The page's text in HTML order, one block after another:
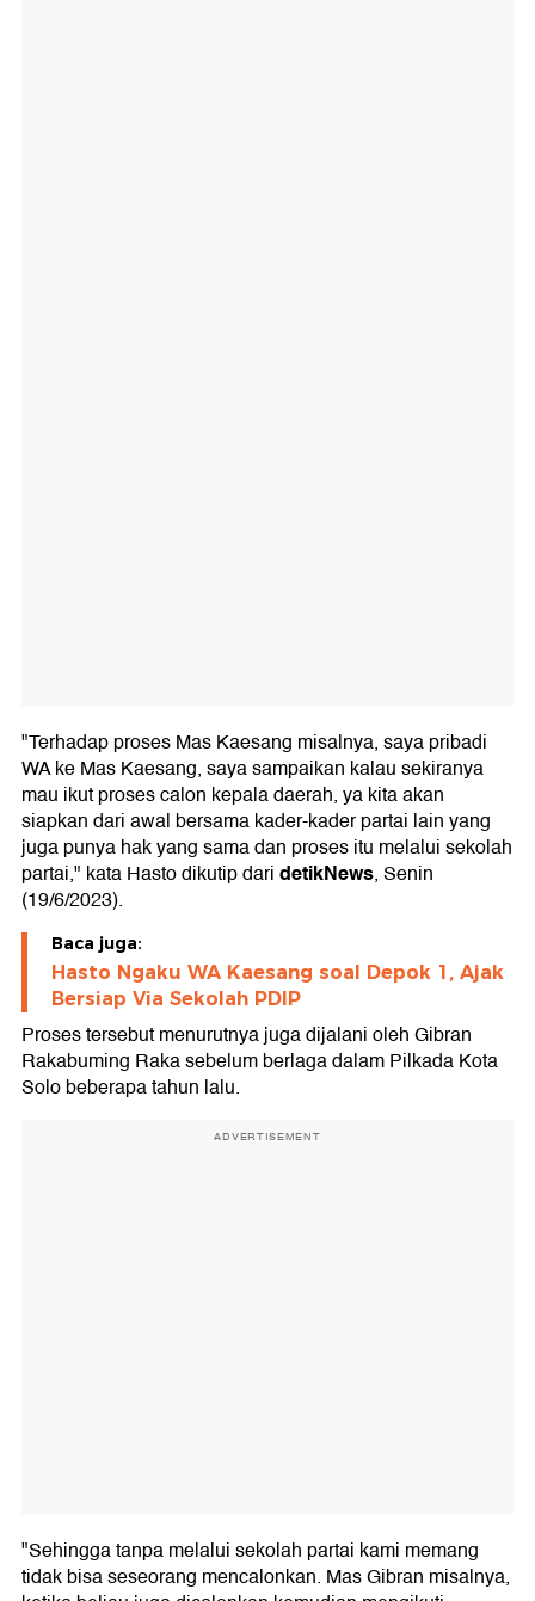
"Terhadap proses Mas Kaesang misalnya, saya pribadi
WA ke Mas Kaesang, saya sampaikan kalau sekiranya
mau ikut proses calon kepala daerah, ya kita akan
siapkan dari awal bersama kader-kader partai lain yang
juga punya hak yang sama dan proses itu melalui sekolah
partai," kata Hasto dikutip daridetikNews, Senin
(19/6/2023).
Baca juga:
Hasto Ngaku WA Kaesang soal Depok 1, Ajak
Bersiap Via Sekolah PDIP
Proses tersebut menurutnya juga dijalani oleh Gibran
Rakabuming Raka sebelum berlaga dalam Pilkada Kota
Solo beberapa tahun lalu.
ADVERTISEMENT
"Sehingga tanpa melalui sekolah partai kami memang
tidak bisa seseorang mencalonkan. Mas Gibran misalnya,